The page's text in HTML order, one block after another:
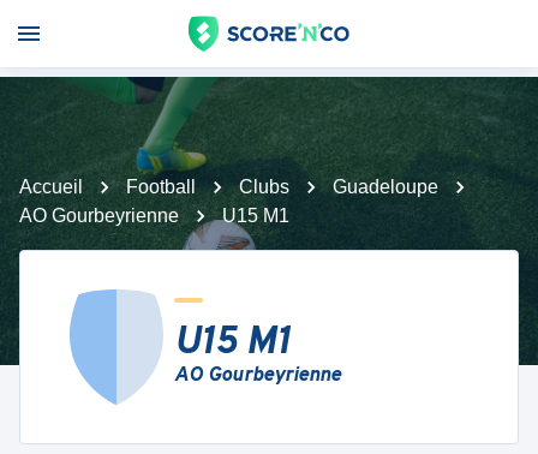
Accueil Football Clubs
Guadeloupe
AO Gourbeyrienne
U15 M1
U15 M1
AO Gourbeyrienne